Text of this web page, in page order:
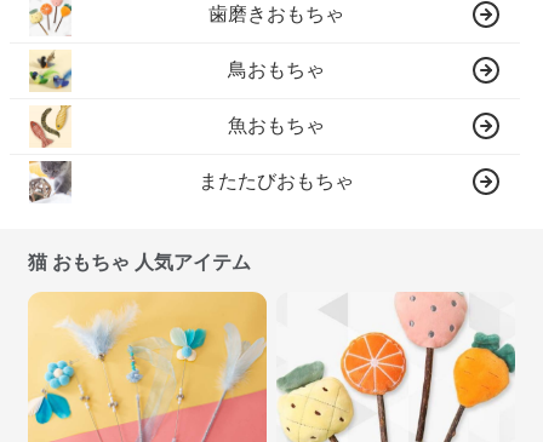
歯磨きおもちゃ
鳥おもちゃ
魚おもちゃ
またたびおもちゃ
猫 おもちゃ 人気アイテム